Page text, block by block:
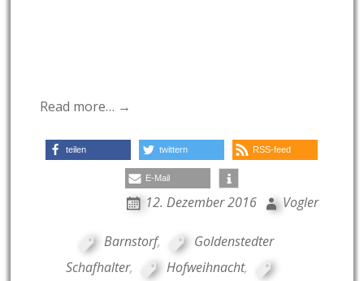
Read more… →
teilen twittern RSS-feed
E-Mail
12. Dezember 2016 Vogler
Barnstorf,
Goldenstedter
Schafhalter, Hofweihnacht,